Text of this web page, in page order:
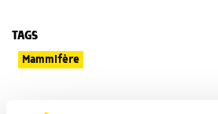
TAGS
Mammifère